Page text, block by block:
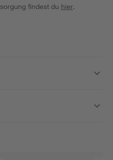
findest du hier.